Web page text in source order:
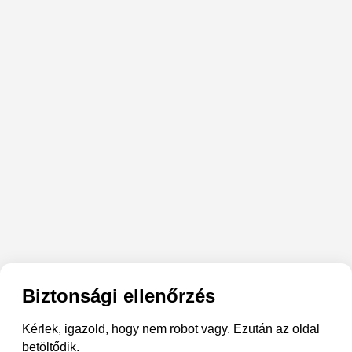
Biztonsági ellenőrzés
Kérlek, igazold, hogy nem robot vagy. Ezután az oldal
betöltődik.